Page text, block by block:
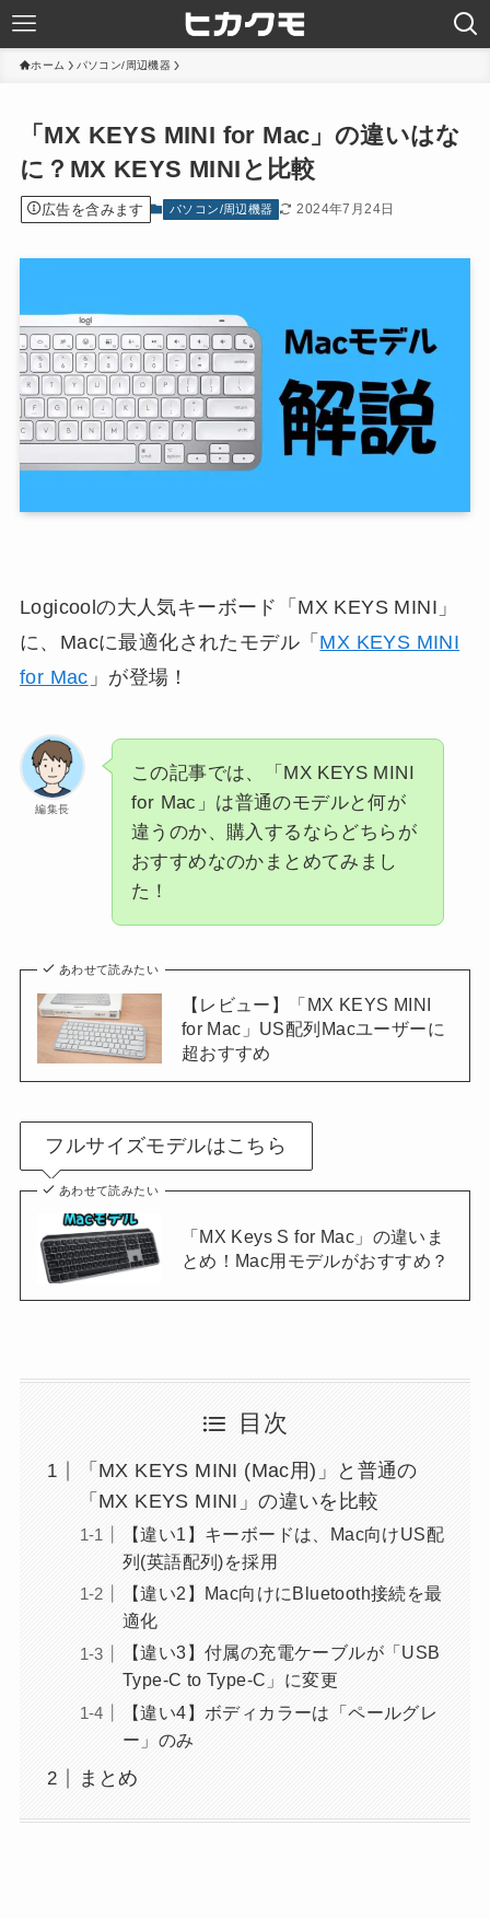
ホーム パソコン/周辺機器
「MX KEYS MINI for Mac」の違いはな
に？MX KEYS MINIと比較
広告を含みます パソコン/周辺機器 2024年7月24日
Logicoolの大人気キーボード「MX KEYS MINI」
に、Macに最適化されたモデル「 MX KEYS MINI
for Mac 」が登場！
編集長
この記事では、「MX KEYS MINI
for Mac」は普通のモデルと何が
違うのか、購入するならどちらが
おすすめなのかまとめてみまし
た！
あわせて読みたい
【レビュー】「MX KEYS MINI
for Mac」US配列Macユーザーに
超おすすめ
フルサイズモデルはこちら
あわせて読みたい
「MX Keys S for Mac」の違いま
とめ！Mac用モデルがおすすめ？
目次
「MX KEYS MINI (Mac用)」と普通の
「MX KEYS MINI」の違いを比較
【違い1】キーボードは、Mac向けUS配
列(英語配列)を採用
【違い2】Mac向けにBluetooth接続を最
適化
【違い3】付属の充電ケーブルが「USB
Type-C to Type-C」に変更
【違い4】ボディカラーは「ペールグレ
ー」のみ
まとめ